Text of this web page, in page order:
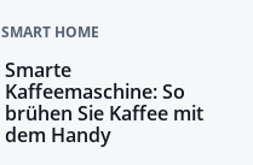
SMART HOME
Smarte
Kaffeemaschine: So
brühen Sie Kaffee mit
dem Handy